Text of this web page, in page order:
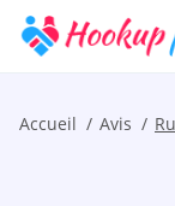
Accueil Avis